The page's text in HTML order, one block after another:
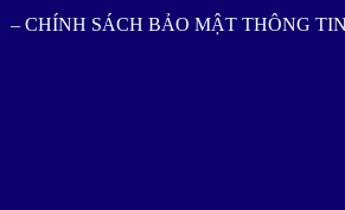
– CHÍNH SÁCH BẢO MẬT THÔNG TIN